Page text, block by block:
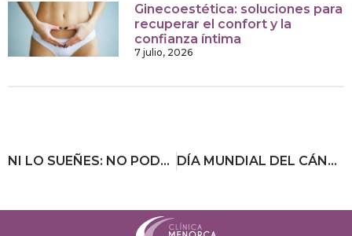
Ginecoestética: soluciones para
recuperar el confort y la
confianza íntima
7 julio, 2026
NI LO SUEÑES: NO PODRÁS TENER LA PIEL PERFECTA SI NO TE HAN CONTADO ESTO DÍA MUNDIAL DEL CÁNCER: JUNTOS EL 4 DE FEBRERO